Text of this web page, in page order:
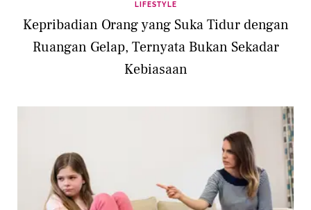
LIFESTYLE
Kepribadian Orang yang Suka Tidur dengan
Ruangan Gelap, Ternyata Bukan Sekadar
Kebiasaan